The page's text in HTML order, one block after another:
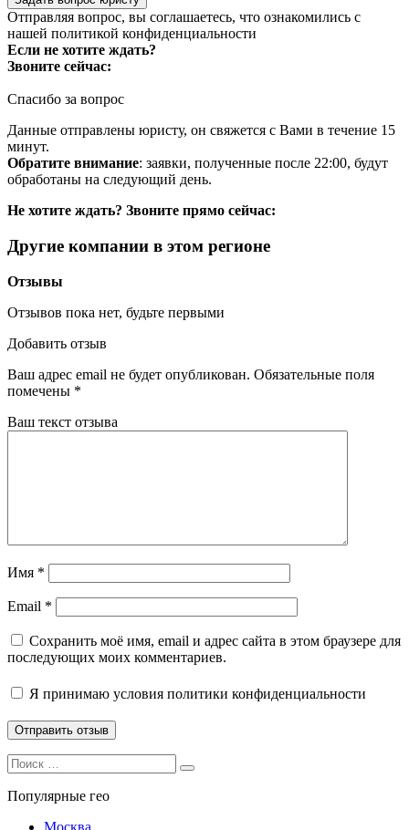
Отправляя вопрос, вы соглашаетесь, что ознакомились с
нашей политикой конфиденциальности
Если не хотите ждать?
Звоните сейчас:
Спасибо за вопрос
Данные отправлены юристу, он свяжется с Вами в течение 15
минут.
Обратите внимание: заявки, полученные после 22:00, будут
обработаны на следующий день.
Не хотите ждать? Звоните прямо сейчас:
Другие компании в этом регионе
Отзывы
Отзывов пока нет, будьте первыми
Добавить отзыв
Ваш адрес email не будет опубликован. Обязательные поля
помечены *
Ваш текст отзыва
Имя *
Email *
Сохранить моё имя, email и адрес сайта в этом браузере для
последующих моих комментариев.
Я принимаю условия политики конфиденциальности
Search
for:
Search
Популярные гео
Москва